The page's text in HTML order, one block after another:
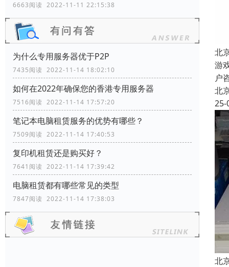
6663阅读 2022-11-11 22:15:38
为什么专用服务器优于P2P
7435阅读 2022-11-14 18:02:10
如何在2022年确保您的香港专用服务器
7516阅读 2022-11-14 17:57:20
笔记本电脑租赁服务的优势有哪些？
7509阅读 2022-11-14 17:40:53
复印机租赁还是购买好？
7641阅读 2022-11-14 17:39:42
电脑租赁都有哪些常见的类型
7847阅读 2022-11-14 17:38:03
北
游
户
北
25-
北